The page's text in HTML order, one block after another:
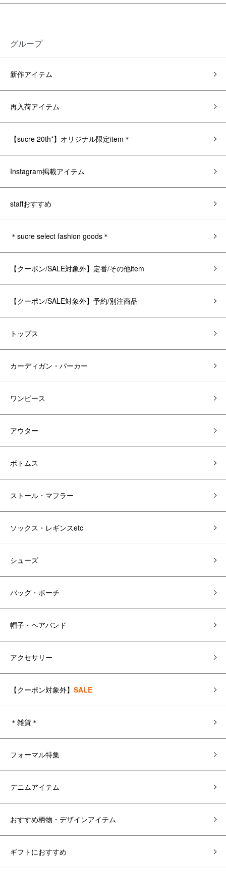
グループ
新作アイテム
再入荷アイテム
【sucre 20th*】オリジナル限定item＊
Instagram掲載アイテム
staffおすすめ
＊sucre select fashion goods＊
【クーポン/SALE対象外】定番/その他item
【クーポン/SALE対象外】予約/別注商品
トップス
カーディガン・パーカー
ワンピース
アウター
ボトムス
ストール・マフラー
ソックス・レギンスetc
シューズ
バッグ・ポーチ
帽子・ヘアバンド
アクセサリー
【クーポン対象外】 SALE
＊雑貨＊
フォーマル特集
デニムアイテム
おすすめ柄物・デザインアイテム
ギフトにおすすめ